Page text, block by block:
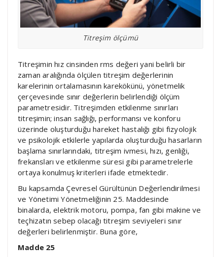
Titreşim ölçümü
Titreşimin hız cinsinden rms değeri yani belirli bir
zaman aralığında ölçülen titreşim değerlerinin
karelerinin ortalamasının karekökünü, yönetmelik
çerçevesinde sınır değerlerin belirlendiği ölçüm
parametresidir. Titreşimden etkilenme sınırları
titreşimin; insan sağlığı, performansı ve konforu
üzerinde oluşturduğu hareket hastalığı gibi fizyolojik
ve psikolojik etkilerle yapılarda oluşturduğu hasarların
başlama sınırlarındaki, titreşim ivmesi, hızı, genliği,
frekansları ve etkilenme süresi gibi parametrelerle
ortaya konulmuş kriterleri ifade etmektedir.
Bu kapsamda Çevresel Gürültünün Değerlendirilmesi
ve Yönetimi Yönetmeliğinin 25. Maddesinde
binalarda, elektrik motoru, pompa, fan gibi makine ve
teçhizatın sebep olacağı titreşim seviyeleri sınır
değerleri belirlenmiştir. Buna göre,
Madde 25